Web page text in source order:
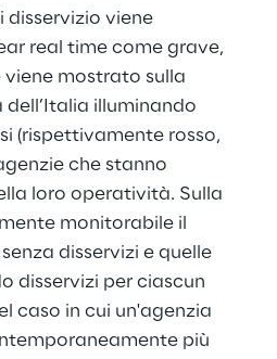
viene
real time come grave,
mostrato sulla
illuminando
(rispettivamente rosso,
che stanno
loro operatività. Sulla
monitorabile il
disservizi e quelle
disservizi per ciascun
caso in cui un'agenzia
più